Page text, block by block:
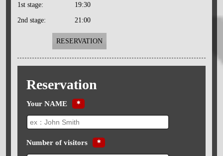
1st stage: 19:30
2nd stage: 21:00
RESERVATION
Reservation
Your NAME ＊
Number of visitors ＊